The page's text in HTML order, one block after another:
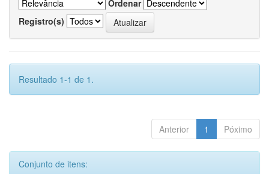
Ordenar
Registro(s)
Resultado 1-1 de 1.
Anterior 1 Póximo
Conjunto de itens: